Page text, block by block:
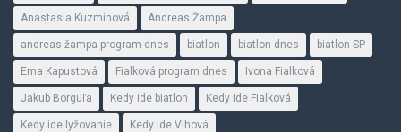
Anastasia Kuzminová Andreas Žampa
andreas žampa program dnes biatlon biatlon dnes biatlon SP
Ema Kapustová Fialková program dnes Ivona Fialková
Jakub Borguľa Kedy ide biatlon Kedy ide Fialková
Kedy ide lyžovanie Kedy ide Vlhová